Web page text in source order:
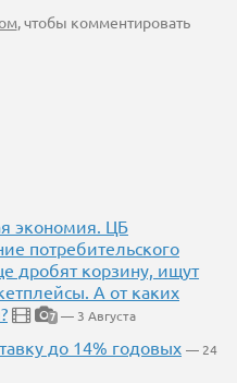
, чтобы комментировать
экономия. ЦБ
потребительского
дробят корзину, ищут
А от каких
7 — 3 Августа
до 14% годовых — 24